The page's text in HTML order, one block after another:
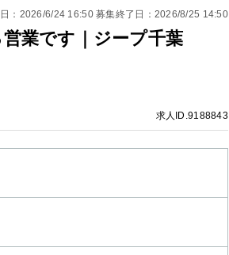
：2026/6/24 16:50 募集終了日：2026/8/25 14:50
業です｜ジープ千葉
求人ID.9188843